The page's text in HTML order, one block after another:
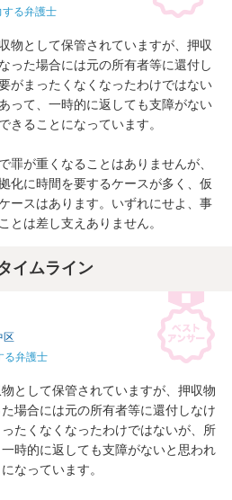
る弁護士
物として保管されていますが、押収
った場合には元の所有者等に還付し
がまったくなくなったわけではない
って、一時的に返しても支障がない
きることになっています。
罪が重くなることはありませんが、
化に時間を要するケースが多く、仮
ースはあります。いずれにせよ、事
とは差し支えありません。
イムライン
区
る弁護士
として保管されていますが、押収物
場合には元の所有者等に還付しなけ
たくなくなったわけではないが、所
時的に返しても支障がないと思われ
なっています。